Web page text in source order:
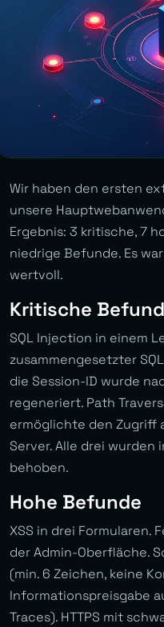
Wir haben den ersten
unsere
Ergebnis: 3 kritische, 7
niedrige Befunde. Es
wertvoll.
Kritische
SQL Injection in einem
zusammengesetzter
die Session-ID wurde
regeneriert. Path
ermöglichte den Zugriff
Server. Alle drei wurden
behoben.
Hohe Befunde
XSS in drei Formularen.
der Admin-Oberfläche.
(min. 6 Zeichen, keine
Informationspreisgabe
Traces). HTTPS mit